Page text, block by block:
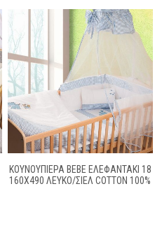
ΚΟΥΝΟΥΠΙΕΡΑ BEBE ΕΛΕΦΑΝΤΑΚΙ 18
160X490 ΛΕΥΚΟ/ΣΙΕΛ COTTON 100%